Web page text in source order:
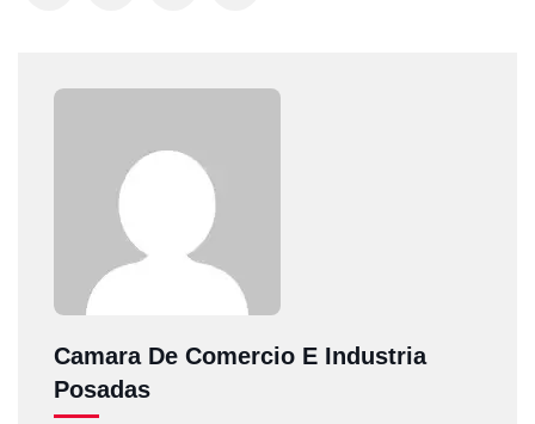
Camara De Comercio E Industria
Posadas